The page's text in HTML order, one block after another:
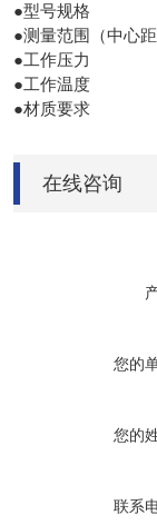
●型号规格
●测量范围（中心
●工作压力
●工作温度
●材质要求
在线咨询
您的
您的
联系